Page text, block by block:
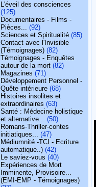
L'éveil des consciences
(125)
Documentaires - Films -
Pièces... (92)
Sciences et Spiritualité (85)
Contact avec l'Invisible
(Témoignages) (82)
Témoignages - Enquêtes
autour de la mort (82)
Magazines (71)
Développement Personnel -
Quête intérieure (68)
Histoires insolites et
extraordinaires (63)
Santé : Médecine holistique
et alternative... (50)
Romans-Thriller-contes
initiatiques... (47)
Médiumnité -TCI - Ecriture
automatique..) (42)
Le saviez-vous (40)
Expériences de Mort
Imminente, Provisoire...
(EMI-EMP - Témoignages)